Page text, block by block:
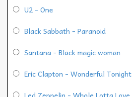
U2 - One
Black Sabbath - Paranoid
Santana - Black magic woman
Eric Clapton - Wonderful Tonight
Led Zeppelin - Whole Lotta Love